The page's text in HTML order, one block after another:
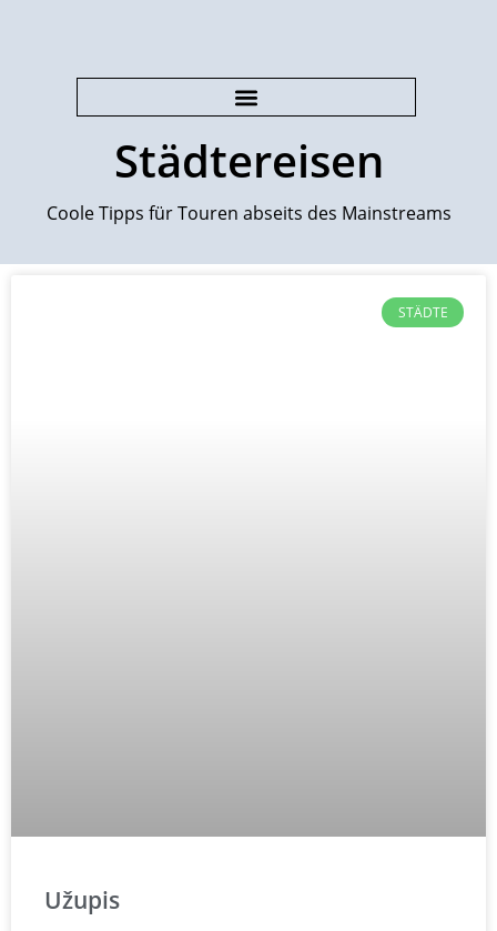
Städtereisen
Coole Tipps für Touren abseits des Mainstreams
STÄDTE
Užupis